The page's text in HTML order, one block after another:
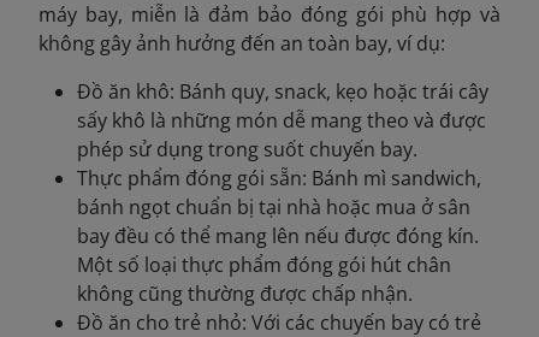
máy bay, miễn là đảm bảo đóng gói phù hợp và
không gây ảnh hưởng đến an toàn bay, ví dụ:
Đồ ăn khô: Bánh quy, snack, kẹo hoặc trái cây
sấy khô là những món dễ mang theo và được
phép sử dụng trong suốt chuyến bay.
Thực phẩm đóng gói sẵn: Bánh mì sandwich,
bánh ngọt chuẩn bị tại nhà hoặc mua ở sân
bay đều có thể mang lên nếu được đóng kín.
Một số loại thực phẩm đóng gói hút chân
không cũng thường được chấp nhận.
Đồ ăn cho trẻ nhỏ: Với các chuyến bay có trẻ